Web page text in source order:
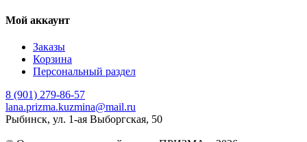
Мой аккаунт
Заказы
Корзина
Персональный раздел
8 (901) 279-86-57
lana.prizma.kuzmina@mail.ru
Рыбинск, ул. 1-ая Выборгская, 50